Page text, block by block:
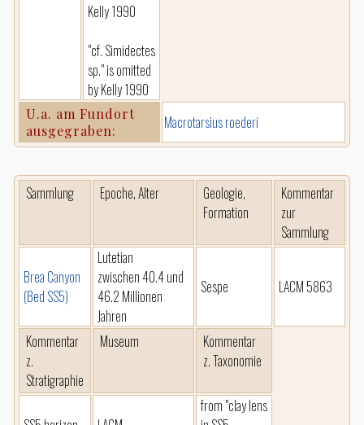
Kelly 1990
"cf. Simidectes
sp." is omitted
by Kelly 1990
U.a. am Fundort
ausgegraben:
Macrotarsius roederi
Sammlung Epoche, Alter
Geologie,
Formation
Kommentar
zur
Sammlung
Brea Canyon
(Bed SS5)
Lutetian
zwischen 40.4 und
46.2 Millionen
Jahren
Sespe LACM 5863
Kommentar
z.
Stratigraphie
Museum
Kommentar
z. Taxonomie
from "clay lens